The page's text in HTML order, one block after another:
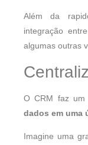
Além da
integração
algumas outras
O CRM faz
dados em uma
Imagine uma